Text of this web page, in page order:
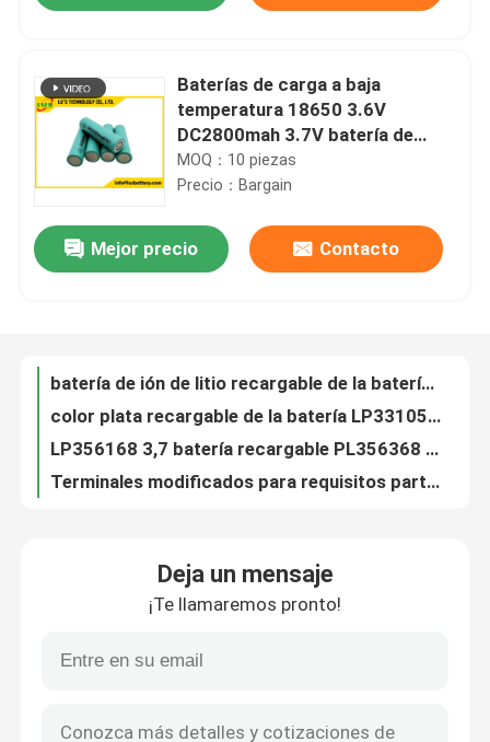
Hogar
Productos
Sobre nosotros
Control de calidad
Éntrenos en contacto con
Batería del cloruro de tionil del litio
Batería del dióxido del manganeso del litio
Baterías de carga a baja
temperatura 18650 3.6V
DC2800mah 3.7V batería de
iones de litio HL18650V
MOQ：10 piezas
Precio：Bargain
Mejor precio Contacto
Pequeñas baterías de ión de litio 3.7v 60mah de la célula de batería del polímero de litio de LP104040 3.7V 60mah pl104040 para el sistema de seguimiento
batería de ión de litio recargable de la batería LP301030 del polímero de litio de 3.7V 60mah pequeña para los productos de la electrónica
color plata recargable de la batería LP331055 del polímero de litio de 3.7v 120mah
LP356168 3,7 batería recargable PL356368 del lipo de la batería de la batería 3,7 V 1900mah de Lipo de voltio con los alambres/conector
Terminales modificados para requisitos particulares batería recargable del polímero de litio de LP401230 100mah
Deja un mensaje
¡Te llamaremos pronto!